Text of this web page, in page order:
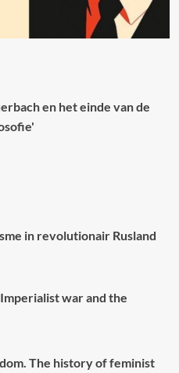
en het einde van de
in revolutionair Rusland
war and the
The history of feminist